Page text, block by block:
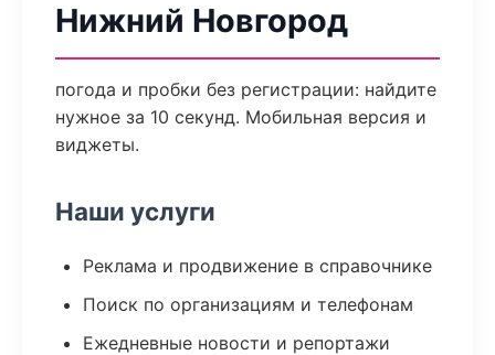
Нижний Новгород
погода и пробки без регистрации: найдите
нужное за 10 секунд. Мобильная версия и
виджеты.
Наши услуги
Реклама и продвижение в справочнике
Поиск по организациям и телефонам
Ежедневные новости и репортажи